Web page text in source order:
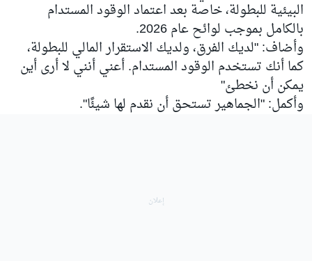
البيئية للبطولة، خاصة بعد اعتماد الوقود المستدام
بالكامل بموجب لوائح عام 2026.
وأضاف: "لديك الفرق، ولديك الاستقرار المالي للبطولة،
كما أنك تستخدم الوقود المستدام. أعني أنني لا أرى أين
يمكن أن نخطئ"
وأكمل: "الجماهير تستحق أن نقدم لها شيئًا".